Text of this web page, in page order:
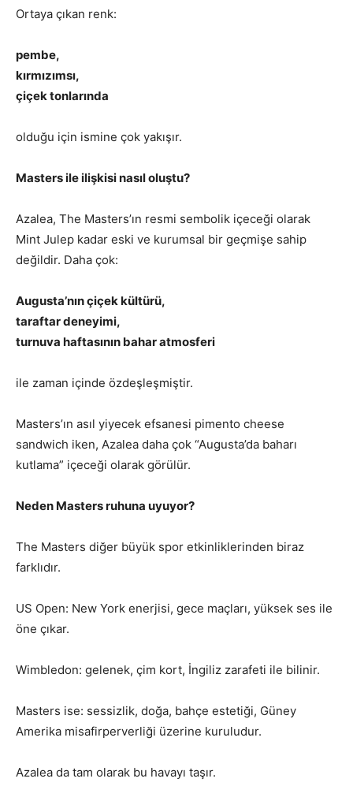
Ortaya çıkan renk:
pembe,
kırmızımsı,
çiçek tonlarında
olduğu için ismine çok yakışır.
Masters ile ilişkisi nasıl oluştu?
Azalea, The Masters’ın resmi sembolik içeceği olarak
Mint Julep kadar eski ve kurumsal bir geçmişe sahip
değildir. Daha çok:
Augusta’nın çiçek kültürü,
taraftar deneyimi,
turnuva haftasının bahar atmosferi
ile zaman içinde özdeşleşmiştir.
Masters’ın asıl yiyecek efsanesi pimento cheese
sandwich iken, Azalea daha çok “Augusta’da baharı
kutlama” içeceği olarak görülür.
Neden Masters ruhuna uyuyor?
The Masters diğer büyük spor etkinliklerinden biraz
farklıdır.
US Open: New York enerjisi, gece maçları, yüksek ses ile
öne çıkar.
Wimbledon: gelenek, çim kort, İngiliz zarafeti ile bilinir.
Masters ise: sessizlik, doğa, bahçe estetiği, Güney
Amerika misafirperverliği üzerine kuruludur.
Azalea da tam olarak bu havayı taşır.